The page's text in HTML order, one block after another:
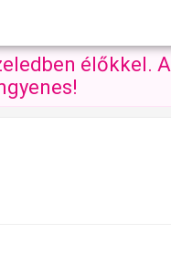
élőkkel.